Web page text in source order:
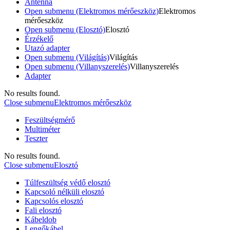
Antenna
Open submenu (Elektromos mérőeszköz)Elektromos
mérőeszköz
Open submenu (Elosztó)Elosztó
Érzékelő
Utazó adapter
Open submenu (Világítás)Világítás
Open submenu (Villanyszerelés)Villanyszerelés
Adapter
No results found.
Close submenuElektromos mérőeszköz
Feszültségmérő
Multiméter
Teszter
No results found.
Close submenuElosztó
Túlfeszültség védő elosztó
Kapcsoló nélküli elosztó
Kapcsolós elosztó
Fali elosztó
Kábeldob